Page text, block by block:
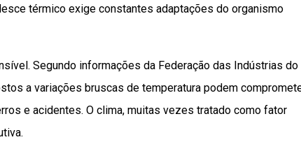
térmico exige constantes adaptações do organismo
Segundo informações da Federação das Indústrias do
a variações bruscas de temperatura podem
e acidentes. O clima, muitas vezes tratado como fator